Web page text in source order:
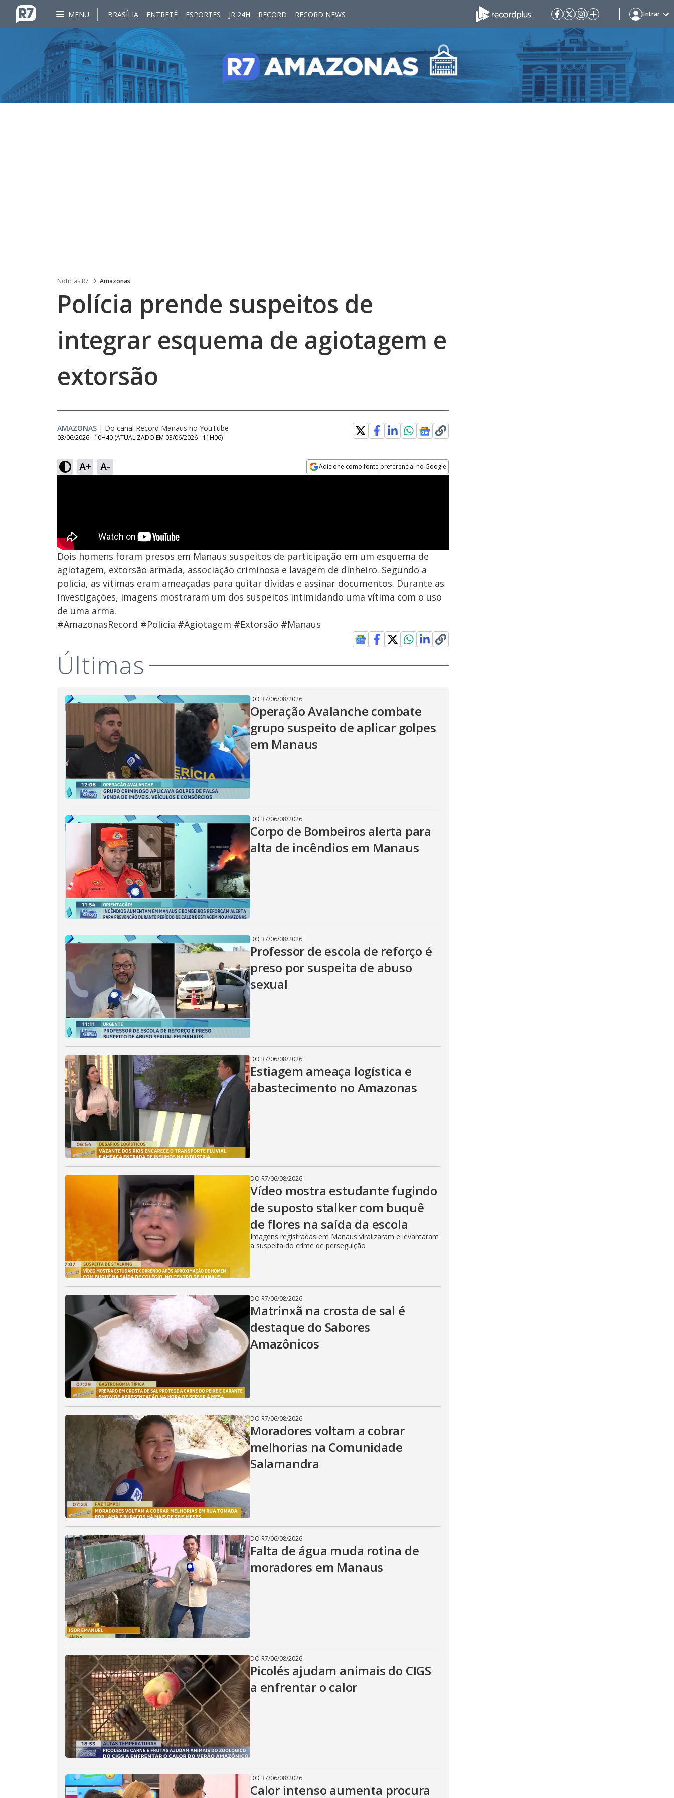
MENU BRASÍLIA ENTRETÊ ESPORTES JR 24H RECORD RECORD NEWS Entrar
Noticias R7 Amazonas
Polícia prende suspeitos de
integrar esquema de agiotagem e
extorsão
AMAZONAS | Do canal Record Manaus no YouTube
03/06/2026 - 10H40 (ATUALIZADO EM 03/06/2026 - 11H06)
A+ A- Adicione como fonte preferencial no Google
Dois homens foram presos em Manaus suspeitos de participação em um esquema de
agiotagem, extorsão armada, associação criminosa e lavagem de dinheiro. Segundo a
polícia, as vítimas eram ameaçadas para quitar dívidas e assinar documentos. Durante as
investigações, imagens mostraram um dos suspeitos intimidando uma vítima com o uso
de uma arma.
#AmazonasRecord #Polícia #Agiotagem #Extorsão #Manaus
Últimas
DO R7/06/08/2026
Operação Avalanche combate
grupo suspeito de aplicar golpes
em Manaus
DO R7/06/08/2026
Corpo de Bombeiros alerta para
alta de incêndios em Manaus
DO R7/06/08/2026
Professor de escola de reforço é
preso por suspeita de abuso
sexual
DO R7/06/08/2026
Estiagem ameaça logística e
abastecimento no Amazonas
DO R7/06/08/2026
Vídeo mostra estudante fugindo
de suposto stalker com buquê
de flores na saída da escola
Imagens registradas em Manaus viralizaram e levantaram
a suspeita do crime de perseguição
DO R7/06/08/2026
Matrinxã na crosta de sal é
destaque do Sabores
Amazônicos
DO R7/06/08/2026
Moradores voltam a cobrar
melhorias na Comunidade
Salamandra
DO R7/06/08/2026
Falta de água muda rotina de
moradores em Manaus
DO R7/06/08/2026
Picolés ajudam animais do CIGS
a enfrentar o calor
DO R7/06/08/2026
Calor intenso aumenta procura